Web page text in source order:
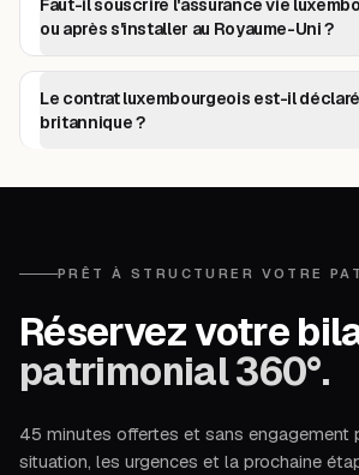
Faut-il souscrire l'assurance vie
ou après s'installer au Royaume-Uni ?
Le contrat luxembourgeois est-il
britannique ?
PRÊT À STRUCTURER VOTRE
Réservez votre
patrimonial 360°.
45 minutes offertes et sans engagement
situation, les urgences et la prochaine